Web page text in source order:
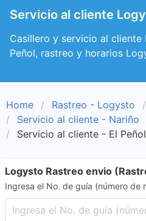
Servicio al cliente
Casillero y servicio al
Peñol, rastreo y horarios
Home Rastreo - Logysto
Servicio al cliente - Nariño
Servicio al cliente - El Peñol
Logysto Rastreo envio
Ingresa el No. de guía (número de